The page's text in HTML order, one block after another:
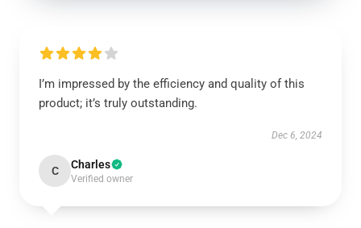
I’m impressed by the efficiency and quality of this
product; it’s truly outstanding.
Dec 6, 2024
C Charles
Verified owner